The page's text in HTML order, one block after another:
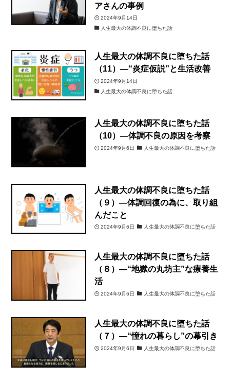
アさんの事例
2024年9月14日
人生最大の体調不良に堕ちた話
人生最大の体調不良に堕ちた話
（11）―“炎症仮説”と生活改善
2024年9月14日
人生最大の体調不良に堕ちた話
人生最大の体調不良に堕ちた話
（10）―体調不良の原因を考察
2024年9月6日 人生最大の体調不良に堕ちた話
人生最大の体調不良に堕ちた話
（９）―体調回復の為に、取り組
んだこと
2024年9月6日 人生最大の体調不良に堕ちた話
人生最大の体調不良に堕ちた話
（８）―“地獄の丸坊主”な療養生
活
2024年9月6日 人生最大の体調不良に堕ちた話
人生最大の体調不良に堕ちた話
（７）―“憧れの暮らし”の幕引き
2024年9月6日 人生最大の体調不良に堕ちた話